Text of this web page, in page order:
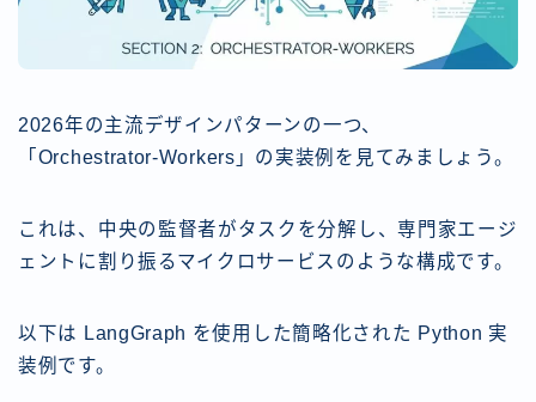
2026年の主流デザインパターンの一つ、
「Orchestrator-Workers」の実装例を見てみましょう。
これは、中央の監督者がタスクを分解し、専門家エージ
ェントに割り振るマイクロサービスのような構成です。
以下は LangGraph を使用した簡略化された Python 実
装例です。